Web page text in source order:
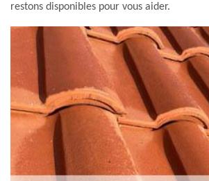
restons disponibles pour vous aider.